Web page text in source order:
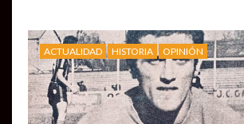
ACTUALIDAD HISTORIA OPINIÓN